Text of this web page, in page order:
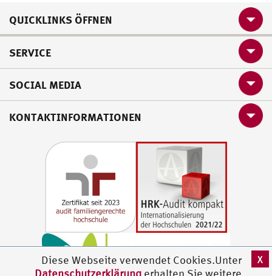
Diese Webseite verwendet Cookies.Unter
Datenschutzerklärung erhalten Sie weitere
X
QUICKLINKS ÖFFNEN
SERVICE
SOCIAL MEDIA
KONTAKTINFORMATIONEN